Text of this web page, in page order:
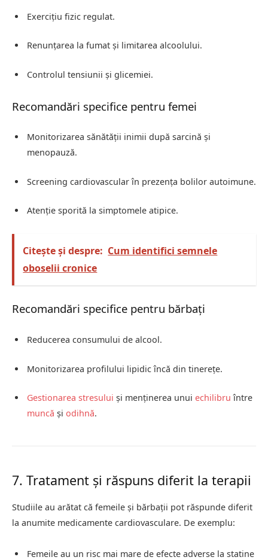
Exercițiu fizic regulat.
Renunțarea la fumat și limitarea alcoolului.
Controlul tensiunii și glicemiei.
Recomandări specifice pentru femei
Monitorizarea sănătății inimii după sarcină și
menopauză.
Screening cardiovascular în prezența bolilor autoimune.
Atenție sporită la simptomele atipice.
Citește și despre: Cum identifici semnele
oboselii cronice
Recomandări specifice pentru bărbați
Reducerea consumului de alcool.
Monitorizarea profilului lipidic încă din tinerețe.
Gestionarea stresului și menținerea unui echilibru între
muncă și odihnă.
7. Tratament și răspuns diferit la terapii
Studiile au arătat că femeile și bărbații pot răspunde diferit
la anumite medicamente cardiovasculare. De exemplu:
Femeile au un risc mai mare de efecte adverse la statine